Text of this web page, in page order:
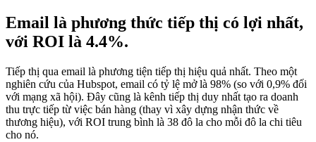
Email là phương thức tiếp thị có lợi nhất,
với ROI là 4.4%.
Tiếp thị qua email là phương tiện tiếp thị hiệu quả nhất. Theo một
nghiên cứu của Hubspot, email có tỷ lệ mở là 98% (so với 0,9% đối
với mạng xã hội). Đây cũng là kênh tiếp thị duy nhất tạo ra doanh
thu trực tiếp từ việc bán hàng (thay vì xây dựng nhận thức về
thương hiệu), với ROI trung bình là 38 đô la cho mỗi đô la chi tiêu
cho nó.